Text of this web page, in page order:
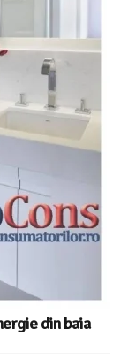
din baia